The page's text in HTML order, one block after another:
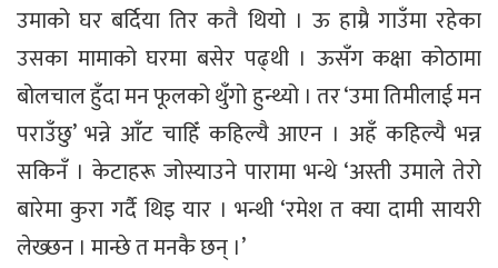
उमाको घर बर्दिया तिर कतै थियो । ऊ हाम्रै गाउँमा रहेका
उसका मामाको घरमा बसेर पढ्थी । ऊसँग कक्षा कोठामा
बोलचाल हुँदा मन फूलको थुँगो हुन्थ्यो । तर ‘उमा तिमीलाई मन
पराउँछु’ भन्ने आँट चाहिँ कहिल्यै आएन । अहँ कहिल्यै भन्न
सकिनँ । केटाहरू जोस्याउने पारामा भन्थे ‘अस्ती उमाले तेरो
बारेमा कुरा गर्दै थिइ यार । भन्थी ‘रमेश त क्या दामी सायरी
लेख्छन । मान्छे त मनकै छन् ।’